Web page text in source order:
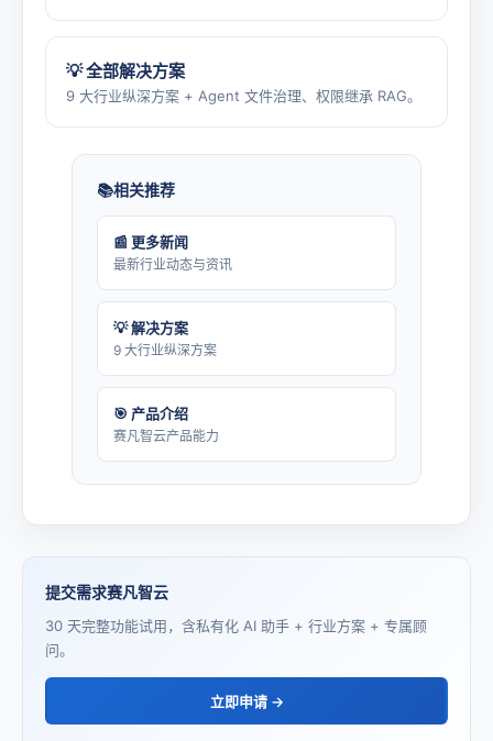
💡 全部解决方案
9 大行业纵深方案 + Agent 文件治理、权限继承 RAG。
相关推荐
📰 更多新闻
最新行业动态与资讯
💡 解决方案
9 大行业纵深方案
🎯 产品介绍
赛凡智云产品能力
提交需求赛凡智云
30 天完整功能试用，含私有化 AI 助手 + 行业方案 + 专属顾
问。
立即申请 →